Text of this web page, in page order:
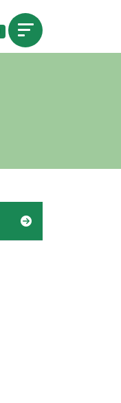
デイケア「様子」